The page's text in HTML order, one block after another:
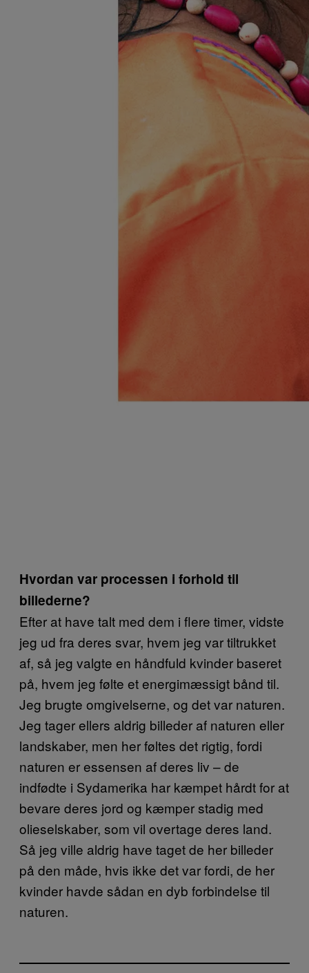
Hvordan var processen i forhold til
billederne?
Efter at have talt med dem i flere timer, vidste
jeg ud fra deres svar, hvem jeg var tiltrukket
af, så jeg valgte en håndfuld kvinder baseret
på, hvem jeg følte et energimæssigt bånd til.
Jeg brugte omgivelserne, og det var naturen.
Jeg tager ellers aldrig billeder af naturen eller
landskaber, men her føltes det rigtig, fordi
naturen er essensen af deres liv – de
indfødte i Sydamerika har kæmpet hårdt for at
bevare deres jord og kæmper stadig med
olieselskaber, som vil overtage deres land.
Så jeg ville aldrig have taget de her billeder
på den måde, hvis ikke det var fordi, de her
kvinder havde sådan en dyb forbindelse til
naturen.